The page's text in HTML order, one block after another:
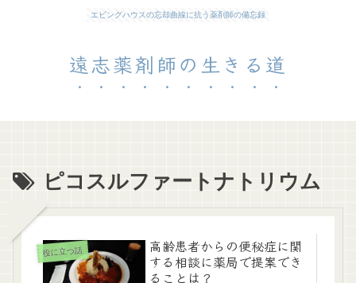
エビングハウスの忘却曲線に抗う薬剤師の備忘録
遠志薬剤師の生きる道
ピコスルファートナトリウム
役に立つ話
高齢患者からの便秘症に関
する相談に薬局で提案でき
ることは？